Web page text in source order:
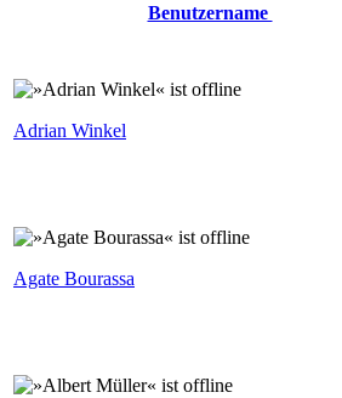
Benutzername
Adrian Winkel
Agate Bourassa